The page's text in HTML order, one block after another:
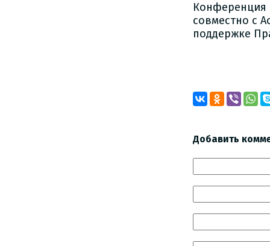
совместно с
поддержке
Добавить